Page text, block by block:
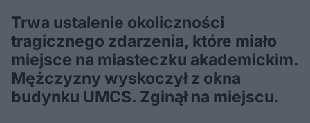
Trwa ustalenie okoliczności
tragicznego zdarzenia, które miało
miejsce na miasteczku akademickim.
Mężczyzny wyskoczył z okna
budynku UMCS. Zginął na miejscu.